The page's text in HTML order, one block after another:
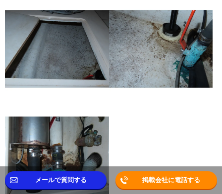
メールで質問する 掲載会社に電話する